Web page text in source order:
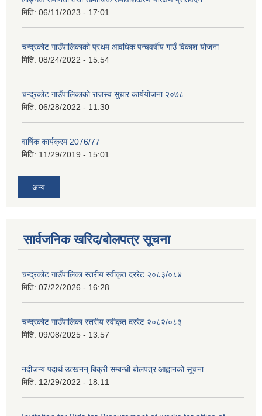
मिति: 06/11/2023 - 17:01
चन्द्रकोट गाउँपालिकाको प्रथम आवधिक पन्चवर्षीय गाउँ विकाश योजना
मिति: 08/24/2022 - 15:54
चन्द्रकोट गाउँपालिकाको राजस्व सुधार कार्ययोजना २०७८
मिति: 06/28/2022 - 11:30
वार्षिक कार्यक्रम 2076/77
मिति: 11/29/2019 - 15:01
अन्य
सार्वजनिक खरिद/बोलपत्र सूचना
चन्द्रकोट गाउँपालिका स्तरीय स्वीकृत दररेट २०८३/०८४
मिति: 07/22/2026 - 16:28
चन्द्रकोट गाउँपालिका स्तरीय स्वीकृत दररेट २०८२/०८३
मिति: 09/08/2025 - 13:57
नदीजन्य पदार्थ उत्खनन् बिक्री सम्बन्धी बोलपत्र आह्वानको सूचना
मिति: 12/29/2022 - 18:11